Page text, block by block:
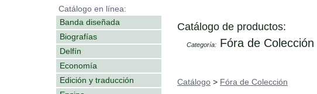
Catálogo en línea:
Banda diseñada
Biografías
Delfín
Economía
Edición y traducción
Catálogo de productos:
Categoría: Fóra de Colección
Catálogo > Fóra de Colección